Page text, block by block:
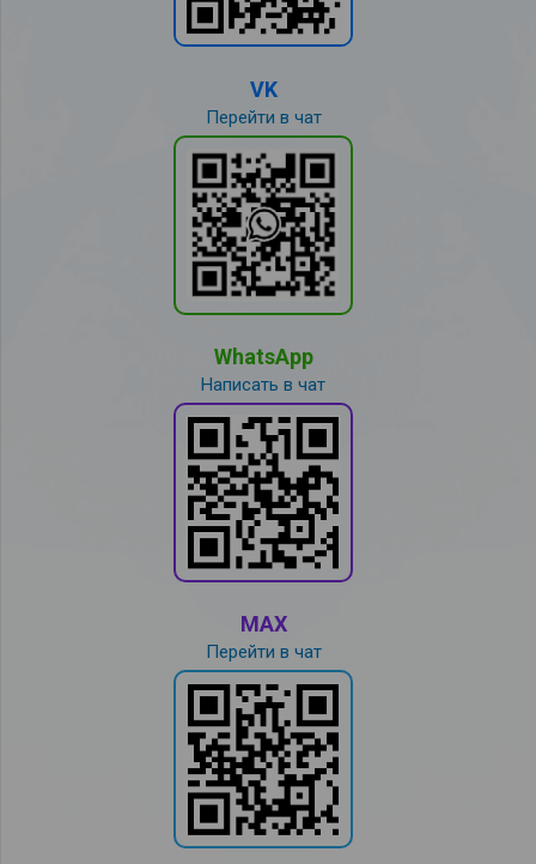
VK
Перейти в чат
WhatsApp
Написать в чат
MAX
Перейти в чат